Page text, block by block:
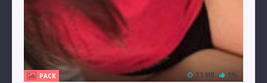
PACK
31 MB 0%